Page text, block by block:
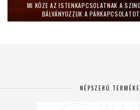
MI KÖZE AZ ISTENKAPCSOLATNAK A
BÁLVÁNYOZZUK A
NÉPSZERŰ